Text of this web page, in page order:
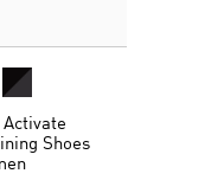
Activate
Shoes